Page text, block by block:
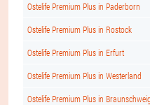
Ostelife Premium Plus in Paderborn
Ostelife Premium Plus in Rostock
Ostelife Premium Plus in Erfurt
Ostelife Premium Plus in Westerland
Ostelife Premium Plus in Braunschweig